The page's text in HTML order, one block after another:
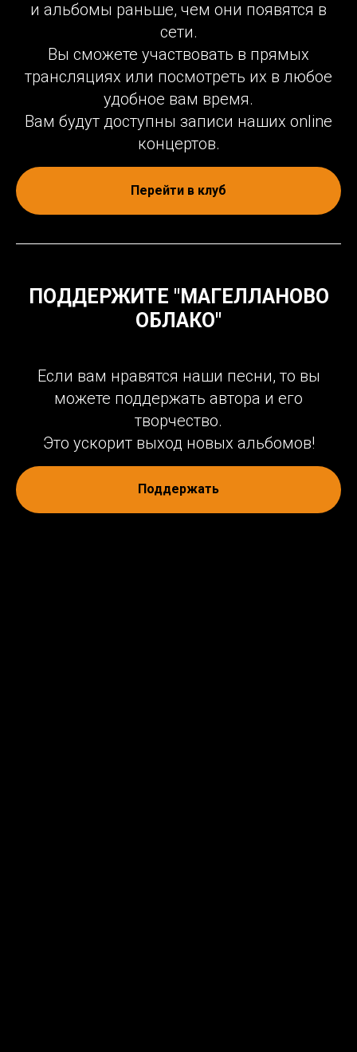
и альбомы раньше, чем они появятся в
сети.
Вы сможете участвовать в прямых
трансляциях или посмотреть их в любое
удобное вам время.
Вам будут доступны записи наших online
концертов.
Перейти в клуб
ПОДДЕРЖИТЕ "МАГЕЛЛАНОВО
ОБЛАКО"
Если вам нравятся наши песни, то вы
можете поддержать автора и его
творчество.
Это ускорит выход новых альбомов!
Поддержать